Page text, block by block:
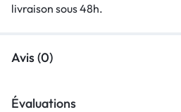
livraison sous 48h.
Avis (0)
Évaluations